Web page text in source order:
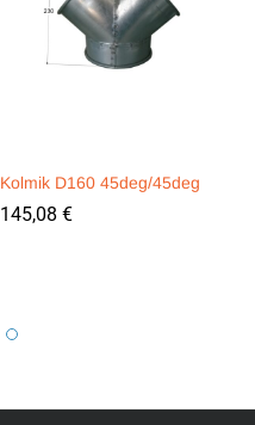
Kolmik D160 45deg/45deg
145,08 €